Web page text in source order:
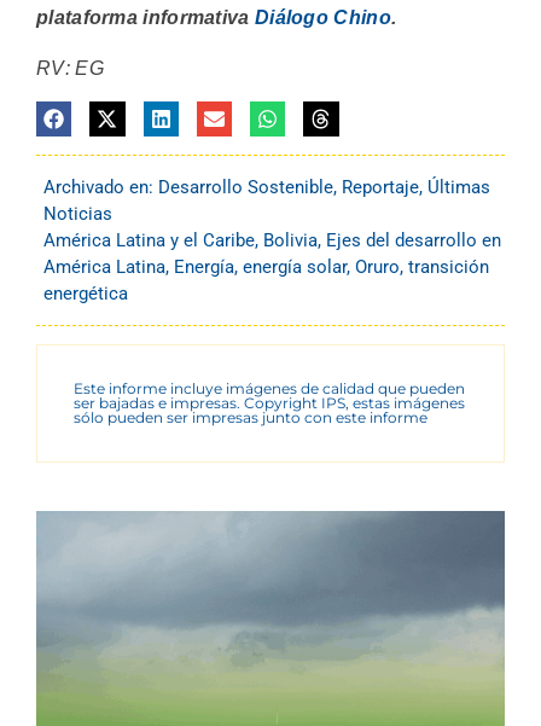
plataforma informativa Diálogo Chino.
RV: EG
Archivado en: Desarrollo Sostenible, Reportaje, Últimas
Noticias
América Latina y el Caribe, Bolivia, Ejes del desarrollo en
América Latina, Energía, energía solar, Oruro, transición
energética
Este informe incluye imágenes de calidad que pueden
ser bajadas e impresas. Copyright IPS, estas imágenes
sólo pueden ser impresas junto con este informe